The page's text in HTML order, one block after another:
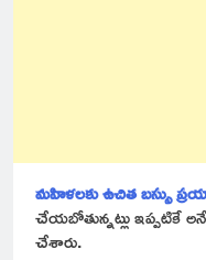
మహిళలకు ఉచిత బస్సు
చేయబోతున్నట్లు ఇప్పటికే
చేశారు.